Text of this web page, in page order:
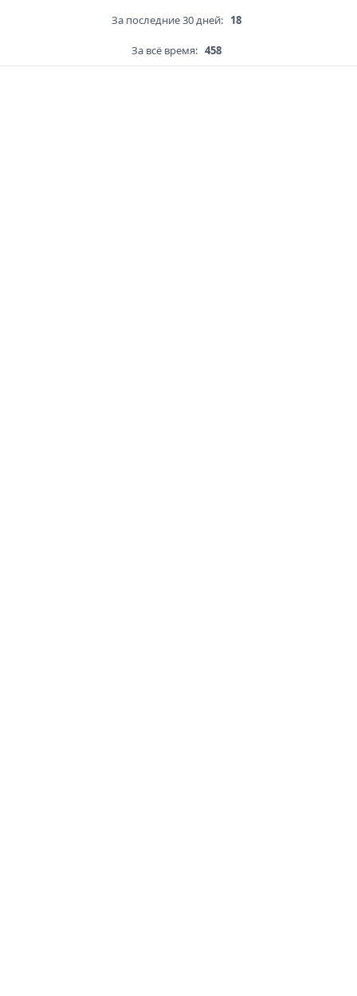
За последние 30 дней: 18
За всё время: 458